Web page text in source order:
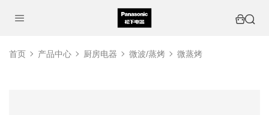
首页 产品中心 厨房电器 微波/蒸烤 微蒸烤